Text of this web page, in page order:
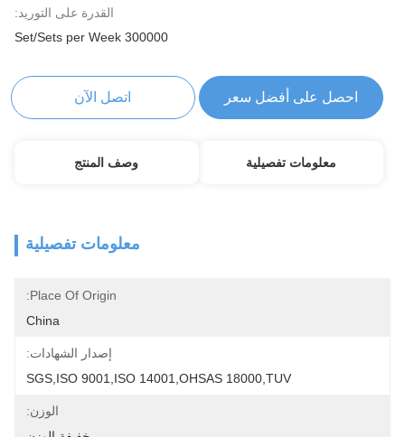
القدرة على التوريد:
300000 Set/Sets per Week
احصل على أفضل سعر اتصل الآن
معلومات تفصيلية وصف المنتج
معلومات تفصيلية
Place Of Origin:
China
إصدار الشهادات:
SGS,ISO 9001,ISO 14001,OHSAS 18000,TUV
الوزن: